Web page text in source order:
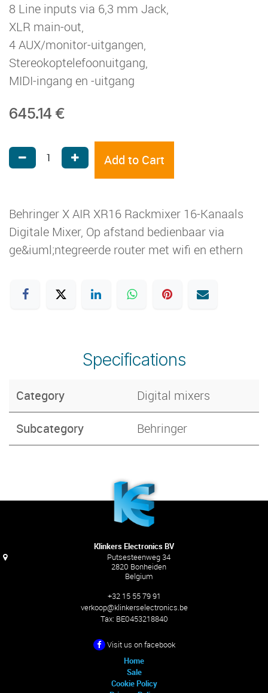
8 Line inputs via 6,3 mm Jack,
XLR main-out,
4 AUX/monitor-uitgangen,
Stereokoptelefoonuitgang,
MIDI-ingang en -uitgang
645.14 €
Add to Cart
Behringer X AIR XR16 Rackmixer 16-Kanaals
Digitale Mixer, Op afstand bedienbaar via
ge&iuml;ntegreerde router met wifi en ethern
Specifications
Category Digital mixers
Subcategory Behringer
Klinkers Electronics BV
Putsesteenweg 34
2820 Bonheiden
Belgium
+32 15 55 79 91
verkoop@klinkerselectronics.be
Tax: BE0453218840
Visit us on facebook
Home
Sale
Cookie Policy